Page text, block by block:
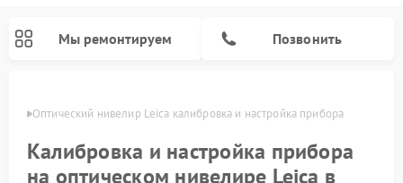
Мы ремонтируем Позвонить
Оптический нивелир Leica калибровка и настройка прибора
Калибровка и настройка прибора
на оптическом нивелире Leica в